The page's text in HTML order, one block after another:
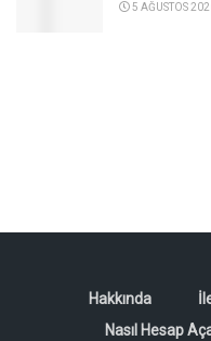
5 AĞUSTOS
Hakkında
Nasıl Hesap